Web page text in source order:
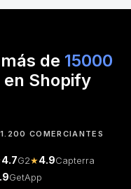
de 15000
Shopify
COMERCIANTES
4.7G2★4.9Capterra
GetApp